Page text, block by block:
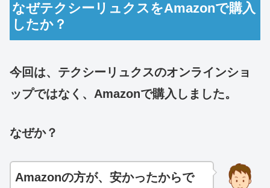
なぜテクシーリュクスをAmazonで購入
したか？
今回は、テクシーリュクスのオンラインショ
ップではなく、Amazonで購入しました。
なぜか？
Amazonの方が、安かったからで